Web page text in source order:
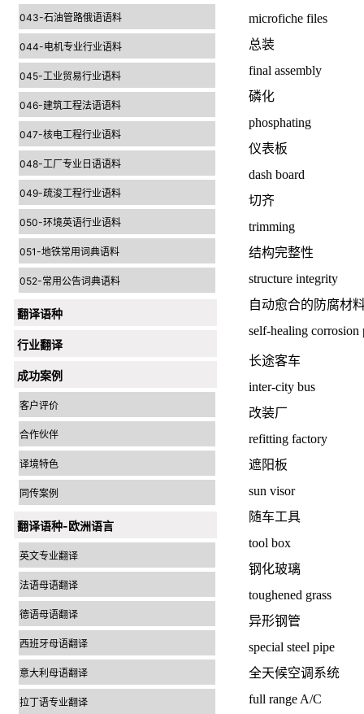
043-石油管路俄语语料
044-电机专业行业语料
045-工业贸易行业语料
046-建筑工程法语语料
047-核电工程行业语料
048-工厂专业日语语料
049-疏浚工程行业语料
050-环境英语行业语料
051-地铁常用词典语料
052-常用公告词典语料
翻译语种
行业翻译
成功案例
客户评价
合作伙伴
译境特色
同传案例
翻译语种-欧洲语言
英文专业翻译
法语母语翻译
德语母语翻译
西班牙母语翻译
意大利母语翻译
拉丁语专业翻译
microfiche files
总装
final assembly
磷化
phosphating
仪表板
dash board
切齐
trimming
结构完整性
structure integrity
自动愈合的防腐材
self-healing
长途客车
inter-city bus
改装厂
refitting factory
遮阳板
sun visor
随车工具
tool box
钢化玻璃
toughened grass
异形钢管
special steel pipe
全天候空调系统
full range A/C